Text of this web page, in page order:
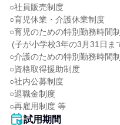
○社員販売制度
○育児休業・介護休業制度
○育児のための特別勤務時間
○介護のための特別勤務時間
○資格取得援助制度
○社内公募制度
○退職金制度
○再雇用制度 等
試用期間